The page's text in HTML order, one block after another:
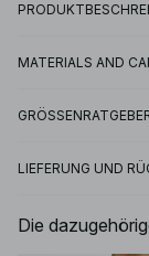
MATERIALS AND
GRÖSSENRATGEBER
LIEFERUNG UND
Die